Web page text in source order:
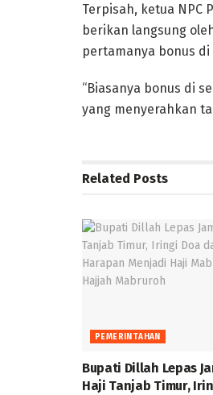
Terpisah, ketua NPC
berikan langsung
pertamanya bonus
“Biasanya bonus di
yang menyerahkan
Related Posts
PEMERINTAHAN
Bupati Dillah Lepas
Haji Tanjab Timur,